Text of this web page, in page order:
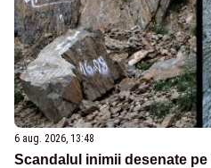
6 aug. 2026, 13:48
Scandalul inimii desenate